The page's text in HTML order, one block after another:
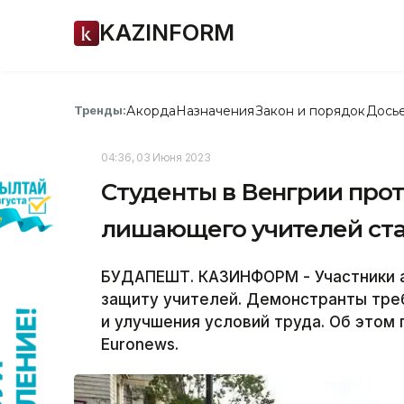
KAZINFORM
Тренды:АкордаНазначенияЗакон и порядок
04:36, 03 Июня 2023
Студенты в Венгрии
лишающего учителей
БУДАПЕШТ. КАЗИНФОРМ - Участники
защиту учителей. Демонстранты
и улучшения условий труда. Об
Еuronews.